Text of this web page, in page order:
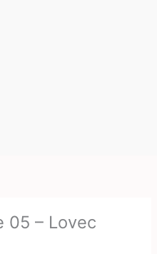
05 – Lovec